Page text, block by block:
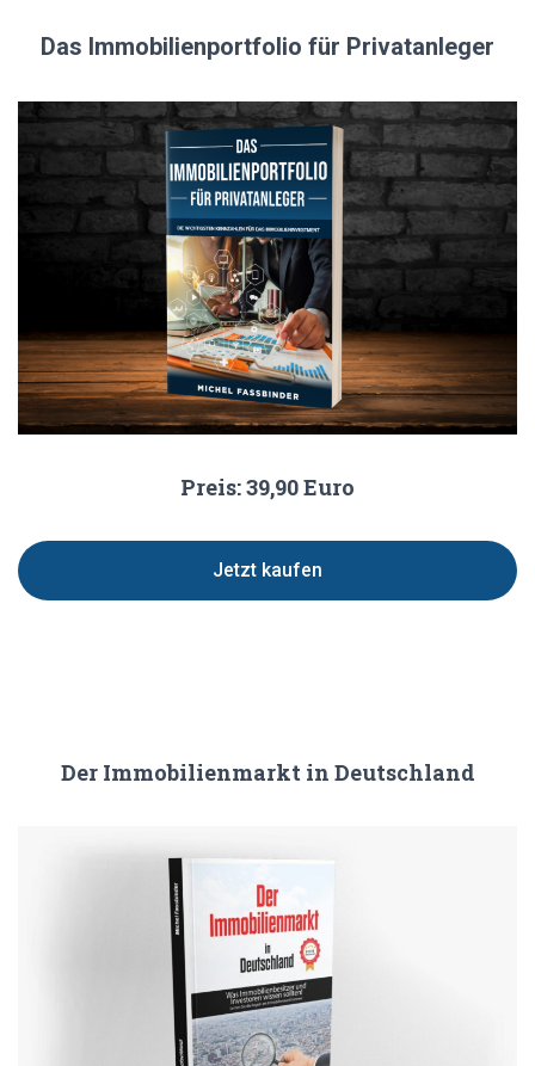
Das Immobilienportfolio für Privatanleger
Preis: 39,90 Euro
Jetzt kaufen
Der Immobilienmarkt in Deutschland